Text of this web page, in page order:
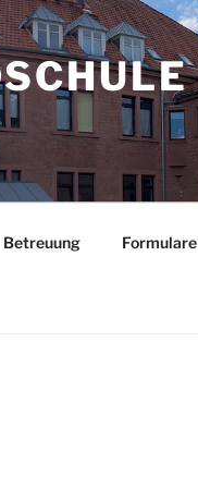
O
Betreuung Formulare